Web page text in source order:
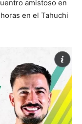
amistoso en
en el Tahuchi